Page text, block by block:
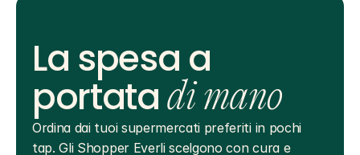
La spesa a
portatadi mano
Ordina dai tuoi supermercati preferiti in pochi
tap. Gli Shopper Everli scelgono con cura e